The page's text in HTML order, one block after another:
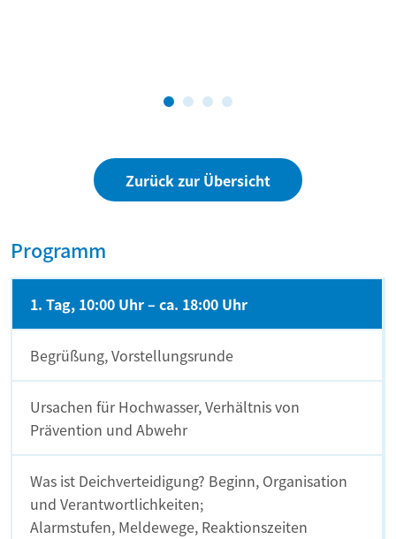
Zurück zur Übersicht
Programm
1. Tag, 10:00 Uhr – ca. 18:00 Uhr
Begrüßung, Vorstellungsrunde
Ursachen für Hochwasser, Verhältnis von
Prävention und Abwehr
Was ist Deichverteidigung? Beginn, Organisation
und Verantwortlichkeiten;
Alarmstufen, Meldewege, Reaktionszeiten